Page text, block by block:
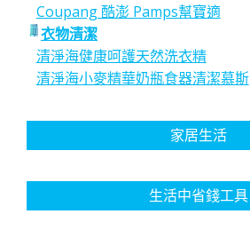
Coupang 酷澎 Pamps幫寶適
衣物清潔
清淨海健康呵護天然洗衣精
清淨海小麥精華奶瓶食器清潔慕斯
家居生活
生活中省錢工具